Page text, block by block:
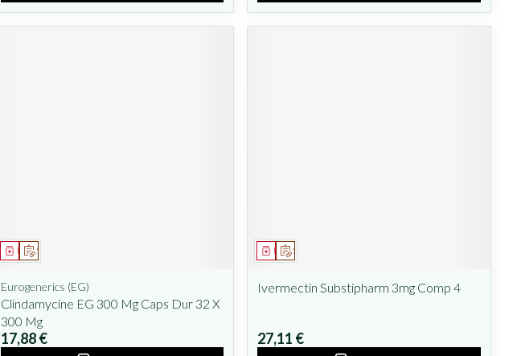
Sur prescription
Médicament
Eurogenerics (EG)
Clindamycine EG 300 Mg Caps Dur 32 X
300 Mg
17,88 €
Sur prescription
Médicament
Ivermectin Substipharm 3mg Comp 4
27,11 €